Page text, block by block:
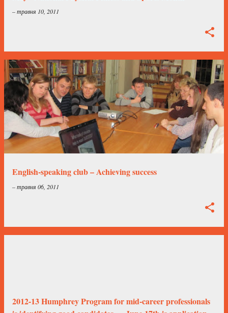
–травня 10, 2011
English-speaking club – Achieving success
–травня 06, 2011
2012-13 Humphrey Program for mid-career professionals